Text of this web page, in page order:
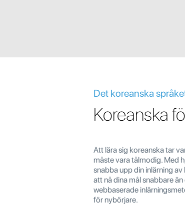
Det koreanska
Koreanska
Att lära sig koreanska tar
måste vara tålmodig. Med
snabba upp din inlärning
att nå dina mål snabbare
webbaserade
för nybörjare.